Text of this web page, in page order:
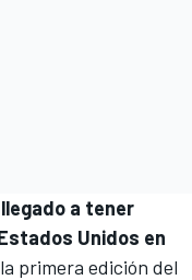
a tener
Unidos en
primera edición del